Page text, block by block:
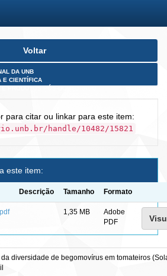
Voltar
DA UNB
E CIENTÍFICA
para citar ou linkar para este item:
handle/10482/15821
este item:
Descrição Tamanho Formato
1,35 MB
Adobe
PDF
diversidade de begomovírus em tomateiros